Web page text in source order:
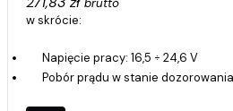
w skrócie:
Napięcie pracy: 16,5 ÷ 24,6 V
Pobór prądu w stanie